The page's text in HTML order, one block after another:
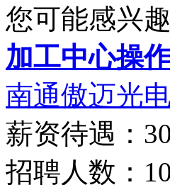
您可能感兴
加工中心操
南通傲迈光
薪资待遇：
招聘人数：